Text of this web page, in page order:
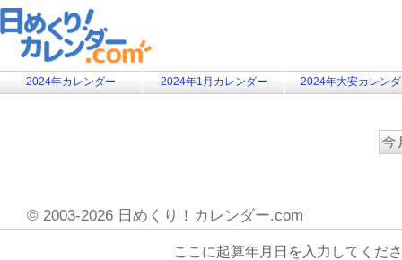
2024年カレンダー 2024年1月カレンダー 2024年大安カレン
© 2003-2026 日めくり！カレンダー.com
ここに起算年月日を入力してく